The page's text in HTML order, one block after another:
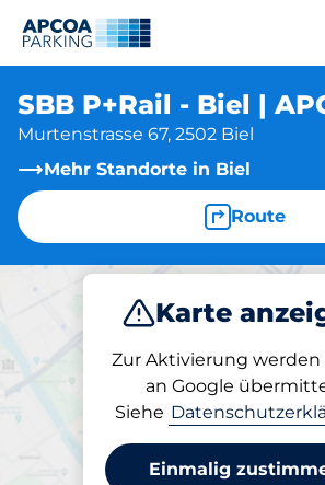
SBB P+Rail - Biel |
Murtenstrasse 67, 2502 Biel
Mehr Standorte in Biel
Route
Karte
Zur Aktivierung werden
an Google
Siehe
Einmalig
Parken
Parken am
SBB P+Rail - Biel |